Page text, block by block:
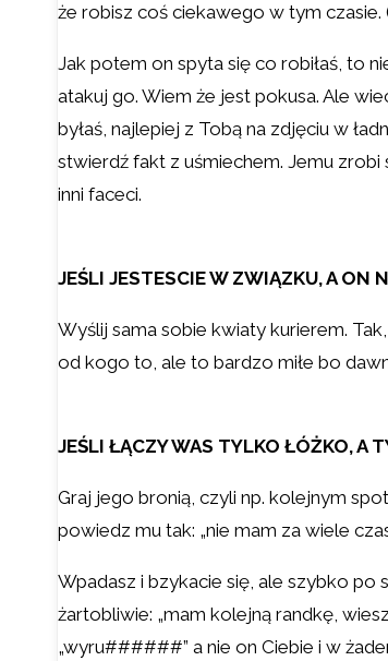
że robisz coś ciekawego w tym
Jak potem on spyta się co robiłaś, to
atakuj go. Wiem że jest pokusa. Ale
byłaś, najlepiej z Tobą na zdjęciu w
stwierdź fakt z uśmiechem. Jemu
inni faceci.
JEŚLI JESTESCIE W ZWIĄZKU, A ON
Wyślij sama sobie kwiaty kurierem.
od kogo to, ale to bardzo miłe bo
JEŚLI ŁĄCZY WAS TYLKO ŁÓŻKO, A
Graj jego bronią, czyli np. kolejnym
powiedz mu tak: „nie mam za wiele
Wpadasz i bzykacie się, ale szybko
żartobliwie: „mam kolejną randkę,
„wyru######” a nie on Ciebie i w